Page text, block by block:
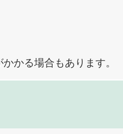
かる場合もあります。